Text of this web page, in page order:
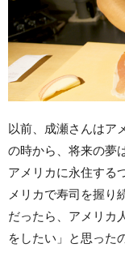
以前、成瀬さんはア
の時から、将来の夢
アメリカに永住する
メリカで寿司を握り
だったら、アメリカ
をしたい」と思った